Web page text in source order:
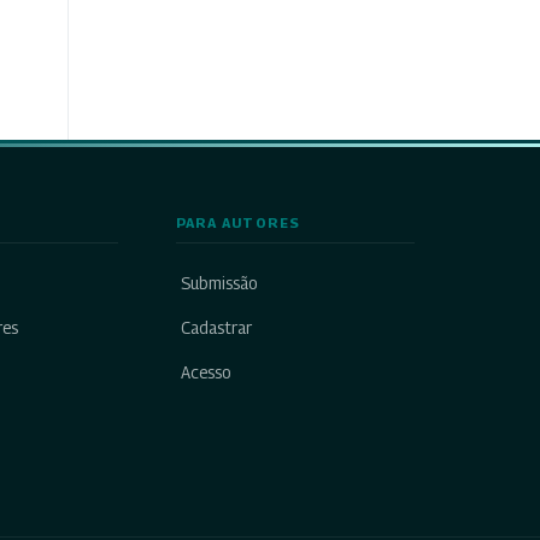
PARA AUTORES
Submissão
Cadastrar
Acesso